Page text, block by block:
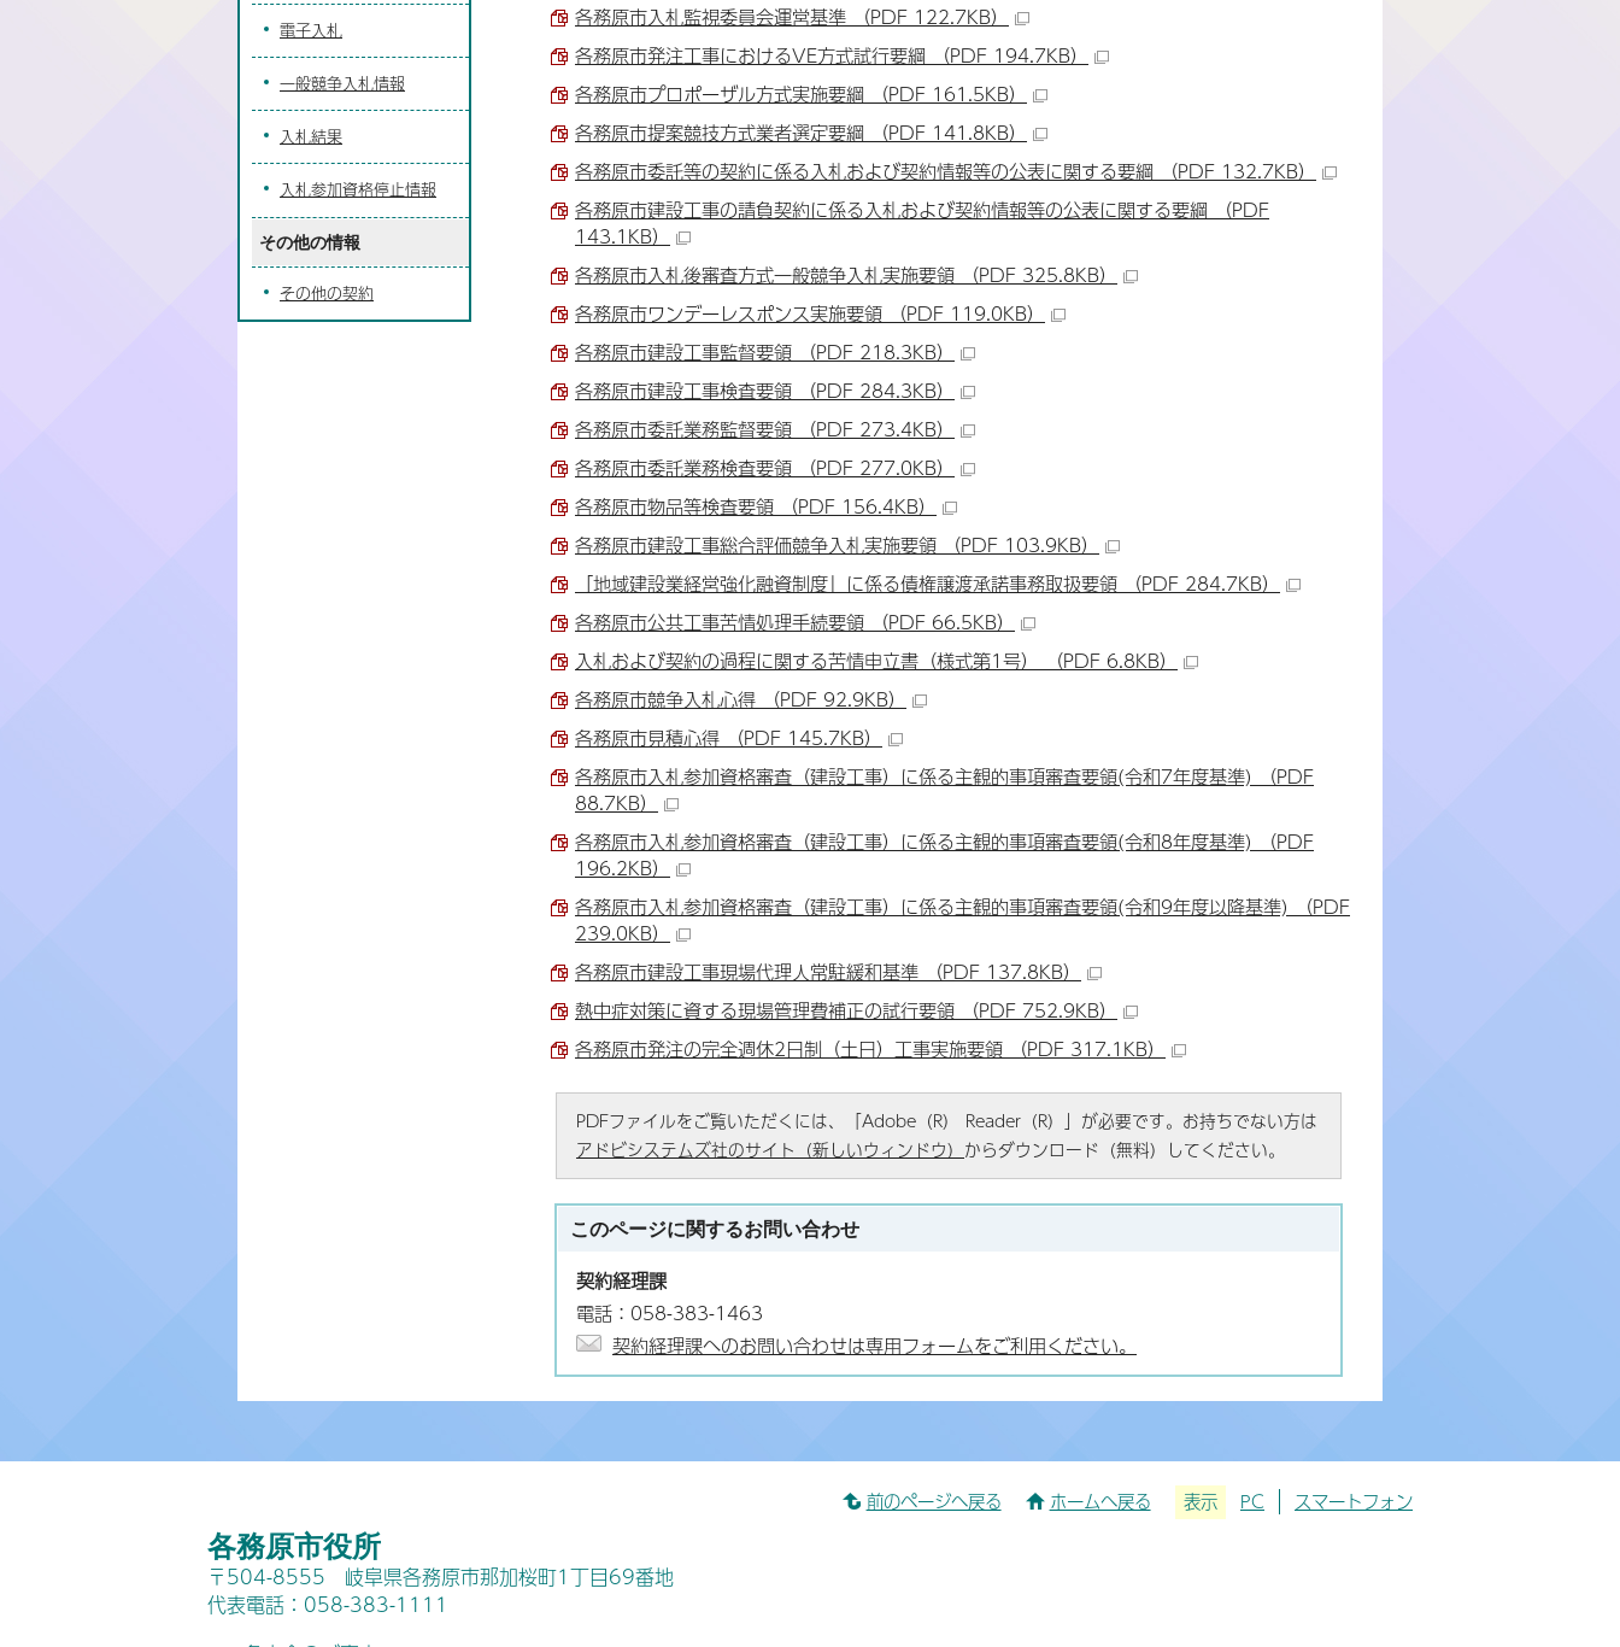
各務原市入札監視委員会運営基準 （PDF 122.7KB）
各務原市発注工事におけるVE方式試行要綱 （PDF 194.7KB）
各務原市プロポーザル方式実施要綱 （PDF 161.5KB）
各務原市提案競技方式業者選定要綱 （PDF 141.8KB）
各務原市委託等の契約に係る入札および契約情報等の公表に関する要綱 （PDF 132.7KB）
各務原市建設工事の請負契約に係る入札および契約情報等の公表に関する要綱 （PDF
143.1KB）
各務原市入札後審査方式一般競争入札実施要領 （PDF 325.8KB）
各務原市ワンデーレスポンス実施要領 （PDF 119.0KB）
各務原市建設工事監督要領 （PDF 218.3KB）
各務原市建設工事検査要領 （PDF 284.3KB）
各務原市委託業務監督要領 （PDF 273.4KB）
各務原市委託業務検査要領 （PDF 277.0KB）
各務原市物品等検査要領 （PDF 156.4KB）
各務原市建設工事総合評価競争入札実施要領 （PDF 103.9KB）
「地域建設業経営強化融資制度」に係る債権譲渡承諾事務取扱要領 （PDF 284.7KB）
各務原市公共工事苦情処理手続要領 （PDF 66.5KB）
入札および契約の過程に関する苦情申立書（様式第1号） （PDF 6.8KB）
各務原市競争入札心得 （PDF 92.9KB）
各務原市見積心得 （PDF 145.7KB）
各務原市入札参加資格審査（建設工事）に係る主観的事項審査要領(令和7年度基準) （PDF
88.7KB）
各務原市入札参加資格審査（建設工事）に係る主観的事項審査要領(令和8年度基準) （PDF
196.2KB）
各務原市入札参加資格審査（建設工事）に係る主観的事項審査要領(令和9年度以降基準) （PDF
239.0KB）
各務原市建設工事現場代理人常駐緩和基準 （PDF 137.8KB）
熱中症対策に資する現場管理費補正の試行要領 （PDF 752.9KB）
各務原市発注の完全週休2日制（土日）工事実施要領 （PDF 317.1KB）
PDFファイルをご覧いただくには、「Adobe（R） Reader（R）」が必要です。お持ちでない方は
アドビシステムズ社のサイト（新しいウィンドウ） からダウンロード（無料）してください。
このページに関するお問い合わせ
契約経理課
電話：058-383-1463
契約経理課へのお問い合わせは専用フォームをご利用ください。
電子入札
一般競争入札情報
入札結果
入札参加資格停止情報
その他の情報
その他の契約
前のページへ戻る ホームへ戻る 表示 PC スマートフォン
各務原市役所
〒504-8555 岐阜県各務原市那加桜町1丁目69番地
代表電話：058-383-1111